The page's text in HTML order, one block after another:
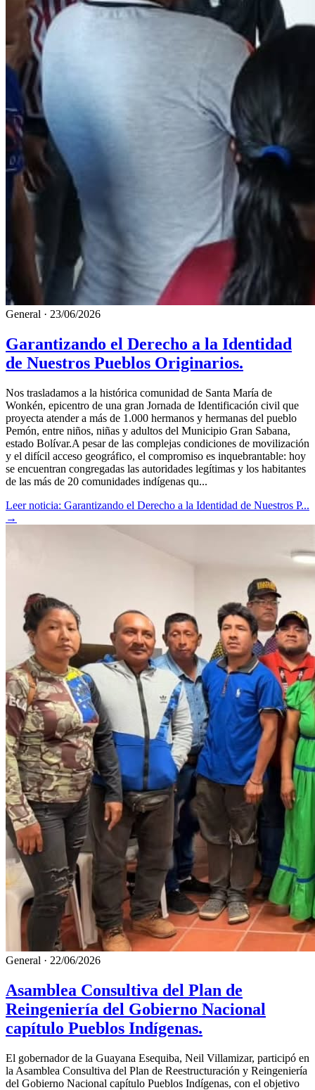
General · 23/06/2026
Garantizando el Derecho a la Identidad
de Nuestros Pueblos Originarios.
​Nos trasladamos a la histórica comunidad de Santa María de
Wonkén, epicentro de una gran Jornada de Identificación civil que
proyecta atender a más de 1.000 hermanos y hermanas del pueblo
Pemón, entre niños, niñas y adultos del Municipio Gran Sabana,
estado Bolívar.​A pesar de las complejas condiciones de movilización
y el difícil acceso geográfico, el compromiso es inquebrantable: hoy
se encuentran congregadas las autoridades legítimas y los habitantes
de las más de 20 comunidades indígenas qu...
Leer noticia: Garantizando el Derecho a la Identidad de Nuestros P...
→
General · 22/06/2026
Asamblea Consultiva del Plan de
Reingeniería del Gobierno Nacional
capítulo Pueblos Indígenas.
El gobernador de la Guayana Esequiba, Neil Villamizar, participó en
la Asamblea Consultiva del Plan de Reestructuración y Reingeniería
del Gobierno Nacional capítulo Pueblos Indígenas, con el objetivo